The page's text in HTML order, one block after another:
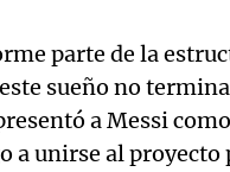
parte de la
sueño no
a Messi
a unirse al